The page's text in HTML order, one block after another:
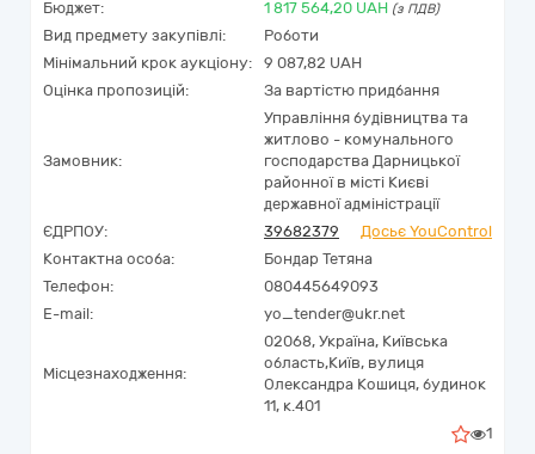
Бюджет: 1 817 564,20 UAH (з ПДВ)
Вид предмету закупівлі:
Роботи
Мінімальний крок аукціону:
9 087,82 UAH
Оцінка пропозицій:
За вартістю придбання
Замовник:
Управління будівництва та
житлово - комунального
господарства Дарницької
районної в місті Києві
державної адміністрації
ЄДРПОУ:
39682379
Досьє YouControl
Контактна особа:
Бондар Тетяна
Телефон:
080445649093
E-mail:
yo_tender@ukr.net
Місцезнаходження:
02068, Україна, Київська
область,Київ, вулиця
Олександра Кошиця, будинок
11, к.401
1